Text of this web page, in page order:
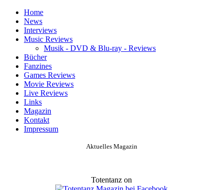
Home
News
Interviews
Music Reviews
Musik - DVD & Blu-ray - Reviews
Bücher
Fanzines
Games Reviews
Movie Reviews
Live Reviews
Links
Magazin
Kontakt
Impressum
Aktuelles Magazin
Totentanz on